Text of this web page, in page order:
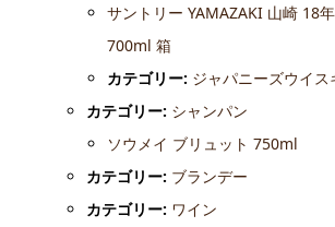
サントリー YAMAZAKI 山崎 18
700ml 箱
カテゴリー: ジャパニーズウイス
カテゴリー: シャンパン
ソウメイ ブリュット 750ml
カテゴリー: ブランデー
カテゴリー: ワイン